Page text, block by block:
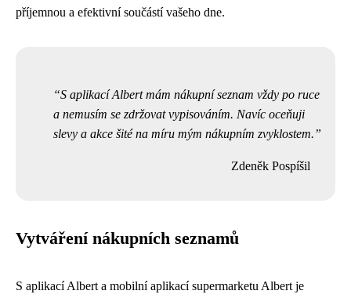
příjemnou a efektivní součástí vašeho dne.
S aplikací Albert mám nákupní seznam vždy po ruce
a nemusím se zdržovat vypisováním. Navíc oceňuji
slevy a akce šité na míru mým nákupním zvyklostem.
Zdeněk Pospíšil
Vytváření nákupních seznamů
S aplikací Albert a mobilní aplikací supermarketu Albert je